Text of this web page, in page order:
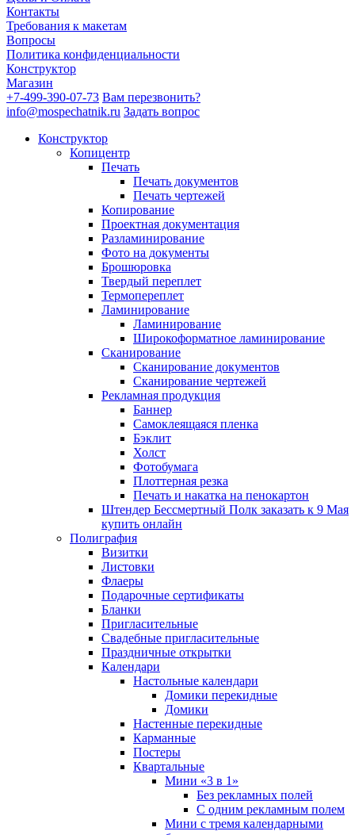
Контакты
Требования к макетам
Вопросы
Политика конфиденциальности
Конструктор
Магазин
+7-499-390-07-73 Вам перезвонить?
info@mospechatnik.ru Задать вопрос
Конструктор
Копицентр
Печать
Печать документов
Печать чертежей
Копирование
Проектная документация
Разламинирование
Фото на документы
Брошюровка
Твердый переплет
Термопереплет
Ламинирование
Ламинирование
Широкоформатное ламинирование
Сканирование
Сканирование документов
Сканирование чертежей
Рекламная продукция
Баннер
Самоклеящаяся пленка
Бэклит
Холст
Фотобумага
Плоттерная резка
Печать и накатка на пенокартон
Штендер Бессмертный Полк заказать к 9 Мая
купить онлайн
Полиграфия
Визитки
Листовки
Флаеры
Подарочные сертификаты
Бланки
Пригласительные
Свадебные пригласительные
Праздничные открытки
Календари
Настольные календари
Домики перекидные
Домики
Настенные перекидные
Карманные
Постеры
Квартальные
Мини «3 в 1»
Без рекламных полей
С одним рекламным полем
Мини с тремя календарными